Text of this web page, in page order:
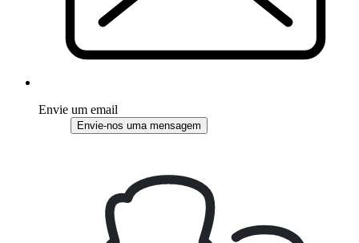
Envie um email
Envie-nos uma mensagem